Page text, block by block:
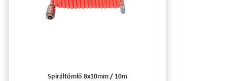
Spiráltömlő 8x10mm / 10m